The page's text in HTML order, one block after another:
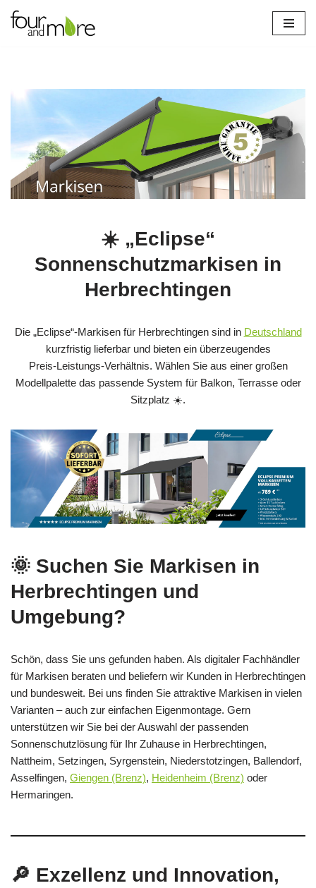
Zum
☀️ „Eclipse“
Sonnenschutzmarkisen in
Herbrechtingen
Die „Eclipse“-Markisen für Herbrechtingen sind in Deutschland
kurzfristig lieferbar und bieten ein überzeugendes
Preis‑Leistungs‑Verhältnis. Wählen Sie aus einer großen
Modellpalette das passende System für Balkon, Terrasse oder
Sitzplatz ☀️.
🌞 Suchen Sie Markisen in
Herbrechtingen und
Umgebung?
Schön, dass Sie uns gefunden haben. Als digitaler Fachhändler
für Markisen beraten und beliefern wir Kunden in Herbrechtingen
und bundesweit. Bei uns finden Sie attraktive Markisen in vielen
Varianten – auch zur einfachen Eigenmontage. Gern
unterstützen wir Sie bei der Auswahl der passenden
Sonnenschutzlösung für Ihr Zuhause in Herbrechtingen,
Nattheim, Setzingen, Syrgenstein, Niederstotzingen, Ballendorf,
Asselfingen, Giengen (Brenz), Heidenheim (Brenz) oder
Hermaringen.
🔎 Exzellenz und Innovation,